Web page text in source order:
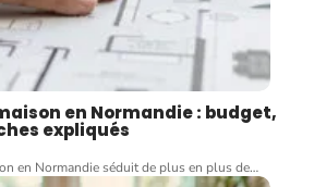
en Normandie : budget,
expliqués
en Normandie séduit de plus en plus de…